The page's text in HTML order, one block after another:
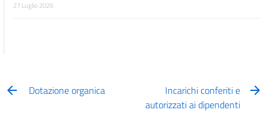
27 Luglio 2026
Dotazione organica
Incarichi conferiti e
autorizzati ai dipendenti